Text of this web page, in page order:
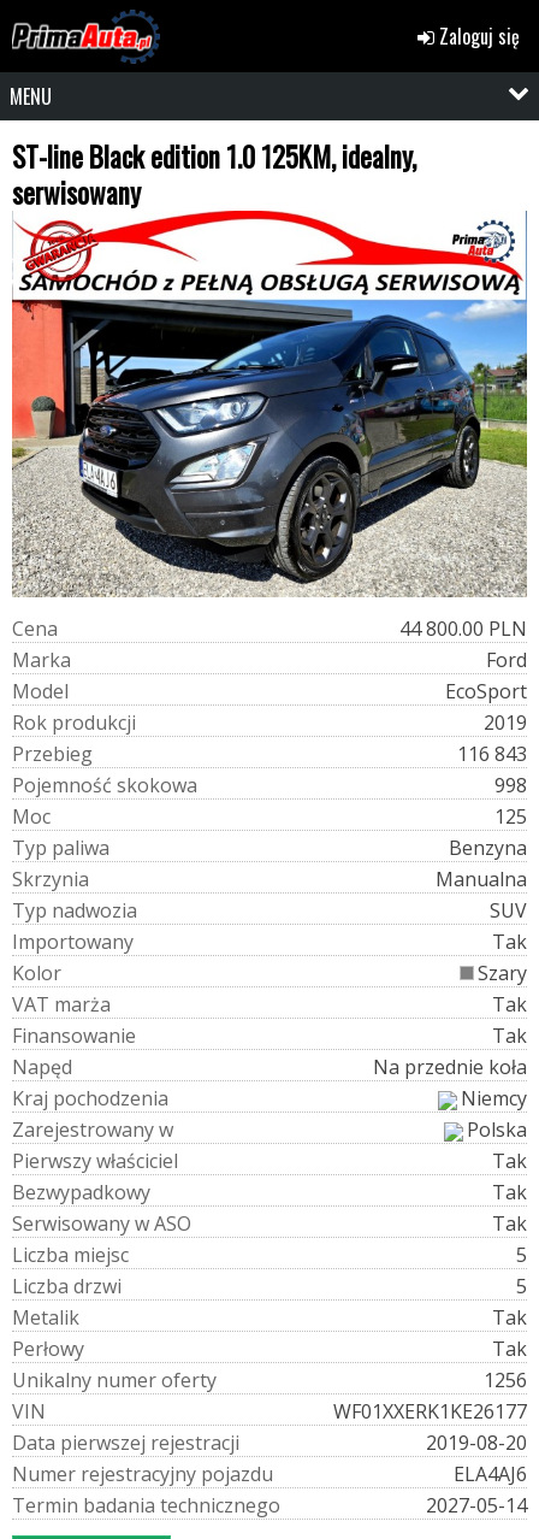
Zaloguj się
MENU
ST-line Black edition 1.0 125KM, idealny,
serwisowany
Cena
44 800.00 PLN
Marka
Ford
Model
EcoSport
Rok produkcji
2019
Przebieg
116 843
Pojemność skokowa
998
Moc
125
Typ paliwa
Benzyna
Skrzynia
Manualna
Typ nadwozia
SUV
Importowany
Tak
Kolor
Szary
VAT marża
Tak
Finansowanie
Tak
Napęd
Na przednie koła
Kraj pochodzenia
Niemcy
Zarejestrowanyw
Polska
Pierwszywłaściciel
Tak
Bezwypadkowy
Tak
SerwisowanywASO
Tak
Liczba miejsc
5
Liczba drzwi
5
Metalik
Tak
Perłowy
Tak
Unikalny numeroferty
1256
VIN
WF01XXERK1KE26177
Data pierwszej rejestracji
2019-08-20
Numer rejestracyjny pojazdu
ELA4AJ6
Termin badania technicznego 2027-05-14